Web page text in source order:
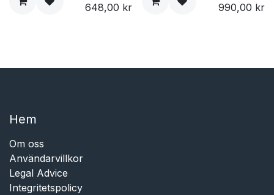
648,00 kr 990,00 kr
Hem​​
Om oss
Användarvillkor
Legal Advice
Integritetspolicy